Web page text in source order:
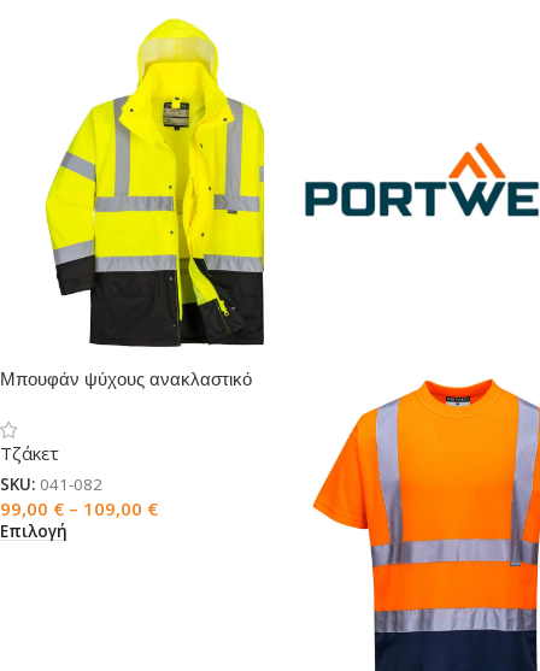
Μπουφάν ψύχους ανακλαστικό
Τζάκετ
SKU: 041-082
99,00 € – 109,00 €
Επιλογή